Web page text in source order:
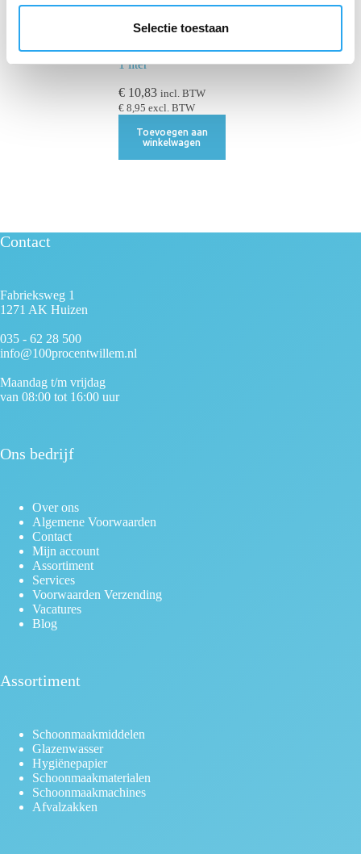
t
Selectie toestaan
Koala Solar
Zonnepaneelreiniger,
1 liter
€10,83 incl. BTW
€8,95 excl. BTW
Toevoegen aan
winkelwagen
Contact
Fabrieksweg 1
1271 AK Huizen
035 - 62 28 500
info@100procentwillem.nl
Maandag t/m vrijdag
van 08:00 tot 16:00 uur
Ons bedrijf
Over ons
Algemene Voorwaarden
Contact
Mijn account
Assortiment
Services
Voorwaarden Verzending
Vacatures
Blog
Assortiment
Schoonmaakmiddelen
Glazenwasser
Hygiënepapier
Schoonmaakmaterialen
Schoonmaakmachines
Afvalzakken